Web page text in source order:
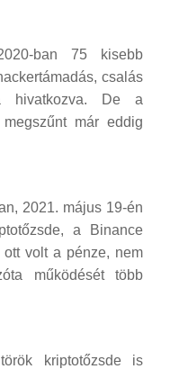
ban 75 kisebb
csalás
hivatkozva. De a
már eddig
2021. május 19-én
a Binance
volt a pénze, nem
működését több
kriptotőzsde is